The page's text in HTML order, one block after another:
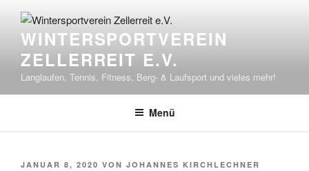
Inhalt
springenWINTERSPORTVEREIN
ZELLERREIT E.V.
Langlaufen, Tennis, Fitness, Berg- & Laufsport und vieles mehr!
Menü
VERÖFFENTLICHT
JANUAR 8, 2020 VON JOHANNES KIRCHLECHNER